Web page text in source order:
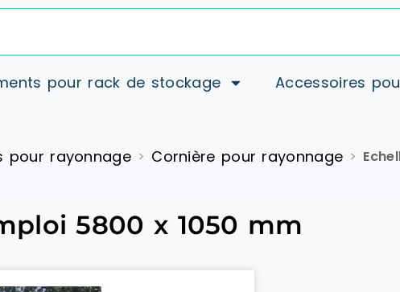
pour rack de stockage Accessoires
pour rayonnage > Cornière pour rayonnage >
5800 x 1050 mm